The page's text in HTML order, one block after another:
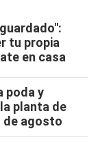
tu propia
en casa
poda y
planta de
de agosto